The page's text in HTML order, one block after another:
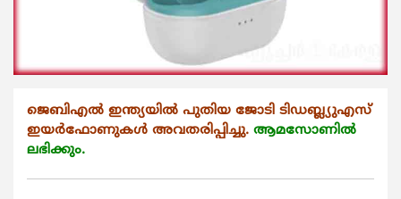
ജെബിഎല്‍ ഇന്ത്യയില്‍ പുതിയ ജോടി ടിഡബ്ല്യുഎസ്
ഇയര്‍ഫോണുകള്‍ അവതരിപ്പിച്ചു. ആമസോണില്‍
ലഭിക്കും.